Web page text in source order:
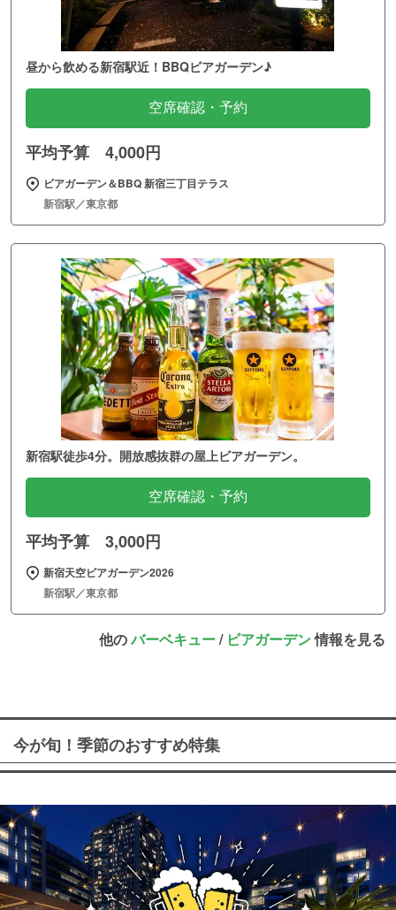
昼から飲める新宿駅近！BBQビアガーデン♪
空席確認・予約
平均予算 4,000円
ビアガーデン＆BBQ 新宿三丁目テラス
新宿駅／東京都
新宿駅徒歩4分。開放感抜群の屋上ビアガーデン。
空席確認・予約
平均予算 3,000円
新宿天空ビアガーデン2026
新宿駅／東京都
他のバーベキュー/ ビアガーデン情報を見る
今が旬！季節のおすすめ特集